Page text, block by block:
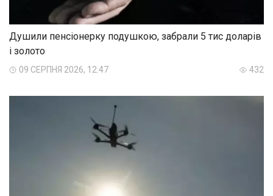
Душили пенсіонерку подушкою, забрали 5 тис доларів
і золото
09 СЕРПНЯ 2026, 12:47 432